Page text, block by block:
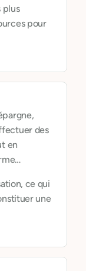
plus
pour
des
en
ce qui
une